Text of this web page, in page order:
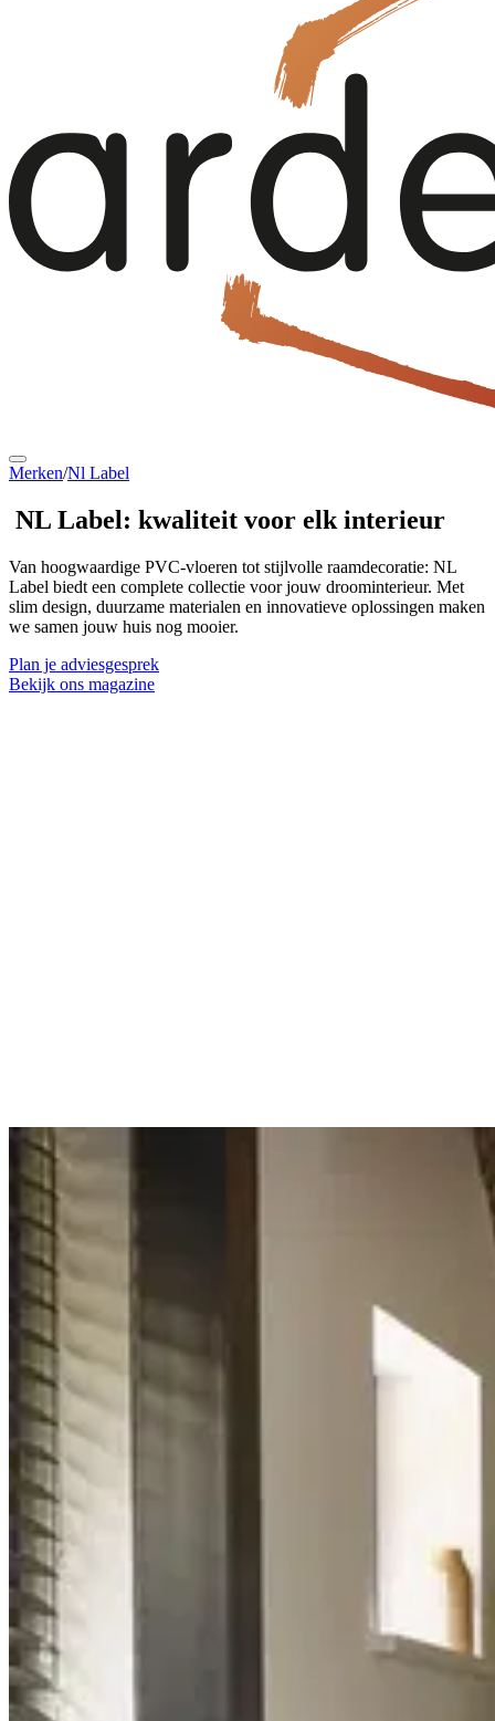
Merken/Nl Label
NL Label: kwaliteit voor elk interieur
Van hoogwaardige PVC-vloeren tot stijlvolle raamdecoratie: NL
Label biedt een complete collectie voor jouw droominterieur. Met
slim design, duurzame materialen en innovatieve oplossingen maken
we samen jouw huis nog mooier.
Plan je adviesgesprek
Bekijk ons magazine